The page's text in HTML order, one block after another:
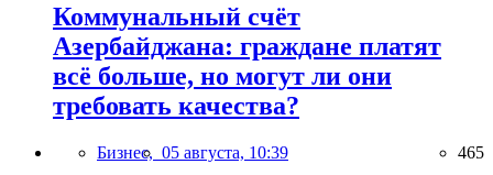
Коммунальный счёт
Азербайджана: граждане платят
всё больше, но могут ли они
требовать качества?
Бизнес, 05 августа, 10:39 465